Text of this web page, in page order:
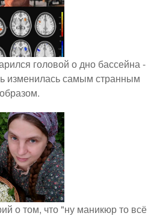
головой о дно бассейна -
изменилась самым странным
образом.
о том, что "ну маникюр то всё